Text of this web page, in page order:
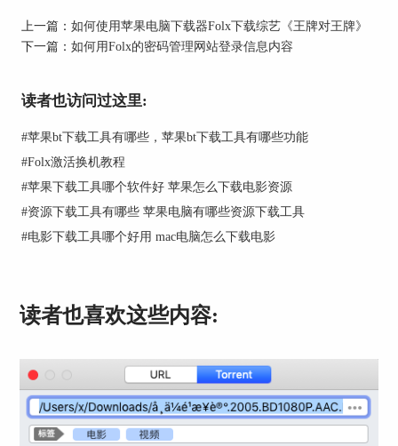
但是如果大家想要了解更多关于智能速度控制的
好设置”，其中就有“智能速控”的内容。它包括了
控制以及时间限制等。时间限制一般需要自行勾
选，然后选择天数，例如从周一到周日当中的某天
或几天，以及每天的时间节点等。
图3：Folx偏好设置-智能速控
非智能速度控制
上文了解过，当打开Folx软件后，左下角速度控制
上一篇： 如何使用苹果电脑下载器Folx下载综艺《王牌对王牌》
下一篇： 如何用Folx的密码管理网站登录信息内容
读者也访问过这里:
#苹果bt下载工具有哪些，苹果bt下载工具有哪些功能
#Folx激活换机教程
#苹果下载工具哪个软件好 苹果怎么下载电影资源
#资源下载工具有哪些 苹果电脑有哪些资源下载工具
#电影下载工具哪个好用 mac电脑怎么下载电影
读者也喜欢这些内容: